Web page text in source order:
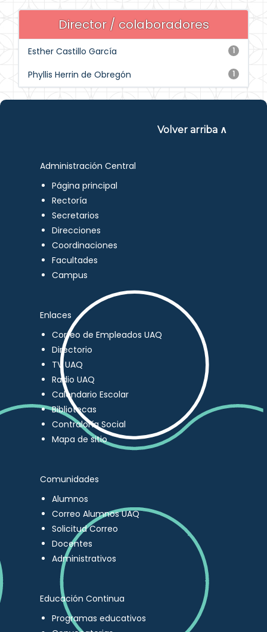
Director / colaboradores
1
Esther Castillo García
1
Phyllis Herrin de Obregón
Volver arriba ∧
Administración Central
Página principal
Rectoría
Secretarios
Direcciones
Coordinaciones
Facultades
Campus
Enlaces
Correo de Empleados UAQ
Directorio
TV UAQ
Radio UAQ
Calendario Escolar
Bibliotecas
Contraloría Social
Mapa de sitio
Comunidades
Alumnos
Correo Alumnos UAQ
Solicitud Correo
Docentes
Administrativos
Educación Continua
Programas educativos